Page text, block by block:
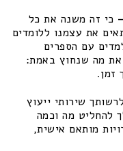
כי זה משנה את כל
את עצמנו ללומדים
עם הספרים
את מה שנחוץ באמת:
זמן.
שירותי ייעוץ
להחליט מה וכמה
מותאם אישית,